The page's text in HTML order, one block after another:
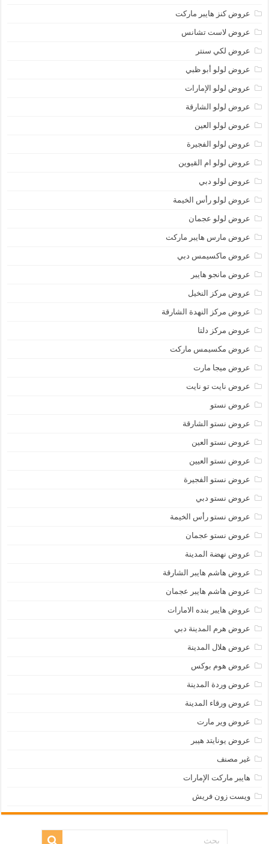
عروض كنز هايبر ماركت
عروض لاست تشانس
عروض لكي سنتر
عروض لولو أبو ظبي
عروض لولو الإمارات
عروض لولو الشارقة
عروض لولو العين
عروض لولو الفجيرة
عروض لولو ام القيوين
عروض لولو دبي
عروض لولو رأس الخيمة
عروض لولو عجمان
عروض مارس هايبر ماركت
عروض ماكسيمس دبي
عروض مانجو هايبر
عروض مركز النخيل
عروض مركز النهدة الشارقة
عروض مركز دلتا
عروض مكسيمس ماركت
عروض ميجا مارت
عروض نايت تو نايت
عروض نستو
عروض نستو الشارقة
عروض نستو العين
عروض نستو العيين
عروض نستو الفجيرة
عروض نستو دبي
عروض نستو رأس الخيمة
عروض نستو عجمان
عروض نهضة المدينة
عروض هاشم هايبر الشارقة
عروض هاشم هايبر عجمان
عروض هايبر بنده الامارات
عروض هرم المدينة دبي
عروض هلال المدينة
عروض هوم بوكس
عروض وردة المدينة
عروض ورقاء المدينة
عروض وير مارت
عروض يونايتد هيبر
غير مصنف
هايبر ماركت الإمارات
ويست زون فريش